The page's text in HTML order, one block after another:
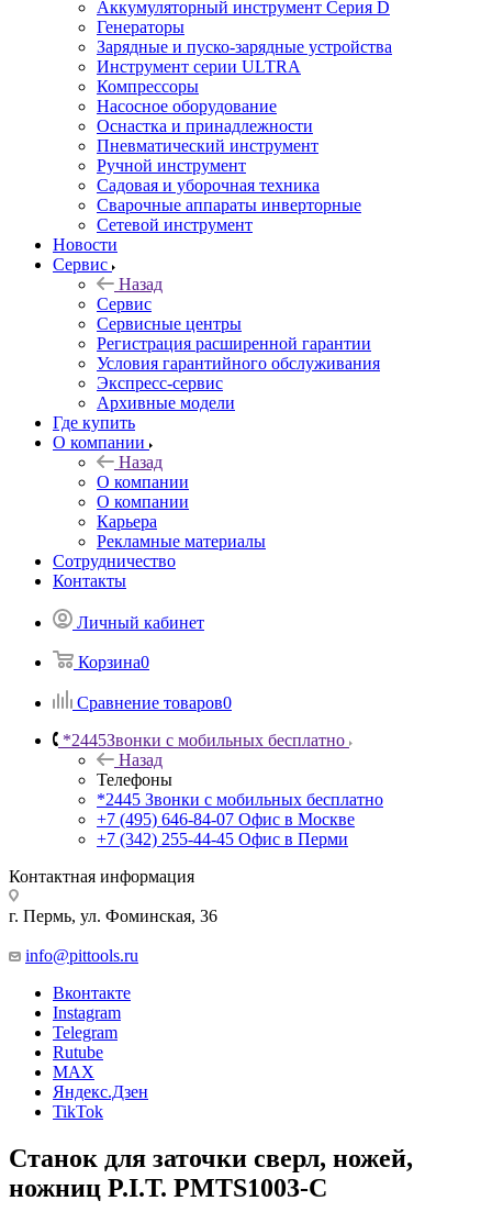
Аккумуляторный инструмент Серия D
Генераторы
Зарядные и пуско-зарядные устройства
Инструмент серии ULTRA
Компрессоры
Насосное оборудование
Оснастка и принадлежности
Пневматический инструмент
Ручной инструмент
Садовая и уборочная техника
Сварочные аппараты инверторные
Сетевой инструмент
Новости
Сервис
Назад
Сервис
Сервисные центры
Регистрация расширенной гарантии
Условия гарантийного обслуживания
Экспресс-сервис
Архивные модели
Где купить
О компании
Назад
О компании
О компании
Карьера
Рекламные материалы
Сотрудничество
Контакты
Личный кабинет
Корзина0
Сравнение товаров0
*2445Звонки с мобильных бесплатно
Назад
Телефоны
*2445 Звонки с мобильных бесплатно
+7 (495) 646-84-07 Офис в Москве
+7 (342) 255-44-45 Офис в Перми
Контактная информация
г. Пермь, ул. Фоминская, 36
info@pittools.ru
Вконтакте
Instagram
Telegram
Rutube
MAX
Яндекс.Дзен
TikTok
Станок для заточки сверл, ножей,
ножниц P.I.T. PMTS1003-C